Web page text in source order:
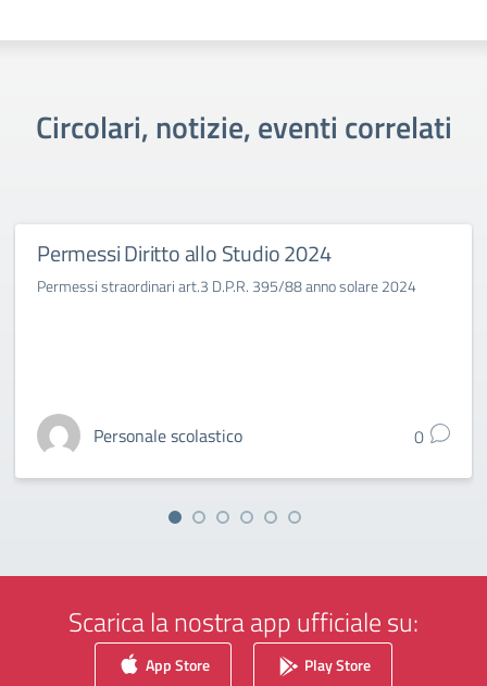
Circolari, notizie, eventi correlati
Permessi Diritto allo Studio 2024
Permessi straordinari art.3 D.P.R. 395/88 anno solare 2024
Personale scolastico 0
Scarica la nostra app ufficiale su:
App Store Play Store